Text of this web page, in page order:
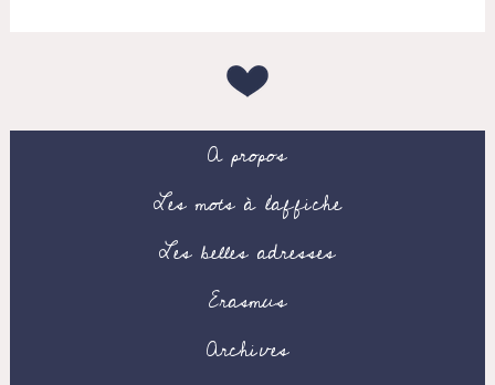
A propos
Les mots à l’affiche
Les belles adresses
Erasmus
Archives